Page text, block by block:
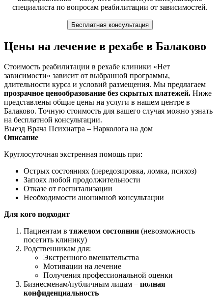
специалиста по вопросам реабилитации от зависимостей.
Бесплатная консультация
Цены на лечение в рехабе в Балаково
Стоимость реабилитации в рехабе клиники «Нет
зависимости» зависит от выбранной программы,
длительности курса и условий размещения. Мы предлагаем
прозрачное ценообразование без скрытых платежей. Ниже
представлены общие цены на услуги в нашем центре в
Балаково. Точную стоимость для вашего случая можно узнать
на бесплатной консультации.
Выезд Врача Психиатра – Нарколога на дом
Описание
Круглосуточная экстренная помощь при:
Острых состояниях (передозировка, ломка, психоз)
Запоях любой продолжительности
Отказе от госпитализации
Необходимости анонимной консультации
Для кого подходит
Пациентам в тяжелом состоянии (невозможность
посетить клинику)
Родственникам для:
Экстренного вмешательства
Мотивации на лечение
Получения профессиональной оценки
Бизнесменам/публичным лицам – полная
конфиденциальность